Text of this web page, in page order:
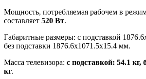
Мощность, потребляемая рабочем в
составляет 520 Вт.
Габаритные размеры: с подставкой
без подставки 1876.6x1071.5x15.4 мм.
Масса телевизора: с подставкой: 54.1 кг,
кг.